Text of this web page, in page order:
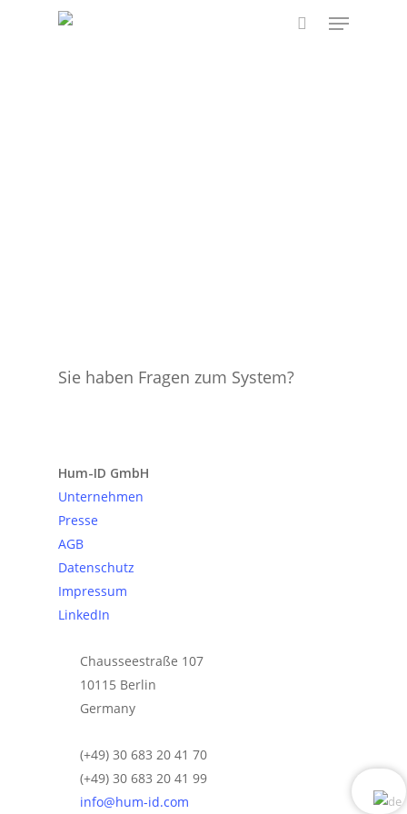
Menu
Sie haben Fragen zum System?
Hum-ID GmbH
Unternehmen
Presse
AGB
Datenschutz
Impressum
LinkedIn
Chausseestraße 107
10115 Berlin
Germany
(+49) 30 683 20 41 70
(+49) 30 683 20 41 99
info@hum-id.com